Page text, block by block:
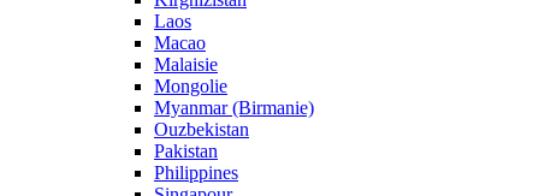
Laos
Macao
Malaisie
Mongolie
Myanmar (Birmanie)
Ouzbekistan
Pakistan
Philippines